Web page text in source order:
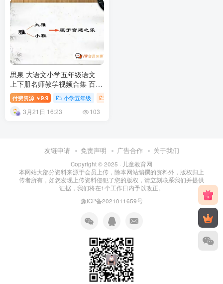
思泉 大语文小学五年级语文
上下册名师教学视频合集 百度
网盘下载
付费资源 ￥9.9 小学五年级
3月21日 16:23 103
友链申请 免责声明 广告合作 关于我们
Copyright © 2025 · 儿童教育网
本网站大部分资料来源于会员上传，除本网站编撰的资料外，版权归上
传者所有，如您发现上传资料侵犯了您的版权，请立刻联系我们并提供
证据，我们将在1个工作日内予以改正。
豫ICP备2021011659号